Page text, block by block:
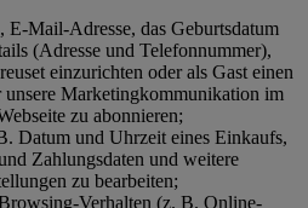
E-Mail-Adresse, das Geburtsdatum
(Adresse und Telefonnummer),
einzurichten oder als Gast einen
Marketingkommunikation im
zu abonnieren;
Datum und Uhrzeit eines Einkaufs,
Zahlungsdaten und weitere
zu bearbeiten;
Verhalten (z. B. Online-